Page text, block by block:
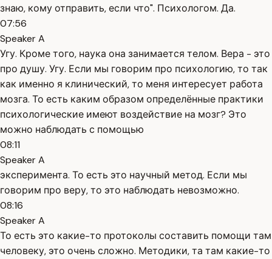
знаю, кому отправить, если что". Психологом. Да.
07:56
Speaker A
Угу. Кроме того, наука она занимается телом. Вера - это
про душу. Угу. Если мы говорим про психологию, то так
как именно я клинический, то меня интересует работа
мозга. То есть каким образом определённые практики
психологические имеют воздействие на мозг? Это
можно наблюдать с помощью
08:11
Speaker A
эксперимента. То есть это научный метод. Если мы
говорим про веру, то это наблюдать невозможно.
08:16
Speaker A
То есть это какие-то протоколы составить помощи там
человеку, это очень сложно. Методики, та там какие-то